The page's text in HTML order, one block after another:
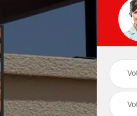
Ramonage 64